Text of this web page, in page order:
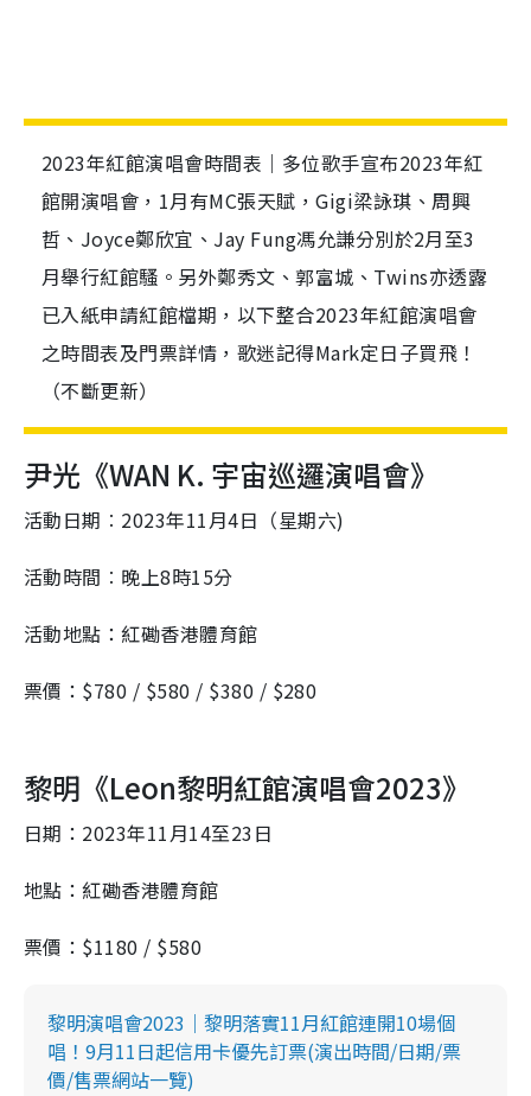
2023年紅館演唱會時間表｜多位歌手宣布2023年紅
館開演唱會，1月有MC張天賦，Gigi梁詠琪、周興
哲、Joyce鄭欣宜、Jay Fung馮允謙分別於2月至3
月舉行紅館騷。另外鄭秀文、郭富城、Twins亦透露
已入紙申請紅館檔期，以下整合2023年紅館演唱會
之時間表及門票詳情，歌迷記得Mark定日子買飛！
（不斷更新）
尹光《WAN K. 宇宙巡邏演唱會》
活動日期︰2023年11月4日（星期六)
活動時間︰晚上8時15分
活動地點：紅磡香港體育館
票價：$780 / $580 / $380 / $280
黎明《Leon黎明紅館演唱會2023》
日期：2023年11月14至23日
地點：紅磡香港體育館
票價：$1180 / $580
黎明演唱會2023｜黎明落實11月紅館連開10場個
唱！9月11日起信用卡優先訂票(演出時間/日期/票
價/售票網站一覽)